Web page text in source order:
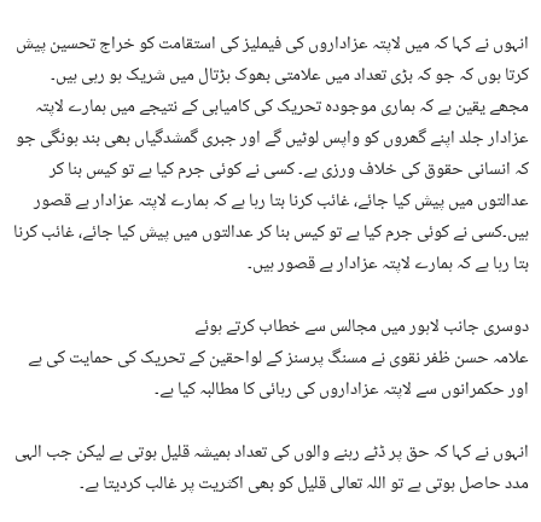
انہوں نے کہا کہ میں لاپتہ عزاداروں کی فیملیز کی استقامت کو خراج تحسین پیش
کرتا ہوں کہ جو کہ بڑی تعداد میں علامتی بھوک ہڑتال میں شریک ہو رہی ہیں۔
مجھے یقین ہے کہ ہماری موجودہ تحریک کی کامیابی کے نتیجے میں ہمارے لاپتہ
عزادار جلد اپنے گھروں کو واپس لوٹیں گے اور جبری گمشدگیاں بھی بند ہونگی جو
کہ انسانی حقوق کی خلاف ورزی ہے۔ کسی نے کوئی جرم کیا ہے تو کیس بنا کر
عدالتوں میں پیش کیا جائے، غائب کرنا بتا رہا ہے کہ ہمارے لاپتہ عزادار بے قصور
ہیں۔کسی نے کوئی جرم کیا ہے تو کیس بنا کر عدالتوں میں پیش کیا جائے، غائب کرنا
بتا رہا ہے کہ ہمارے لاپتہ عزادار بے قصور ہیں۔
دوسری جانب لاہور میں مجالس سے خطاب کرتے ہوئے
علامہ حسن ظفر نقوی نے مسنگ پرسنز کے لواحقین کے تحریک کی حمایت کی ہے
اور حکمرانوں سے لاپتہ عزاداروں کی رہائی کا مطالبہ کیا ہے۔
انہوں نے کہا کہ حق پر ڈٹے رہنے والوں کی تعداد ہمیشہ قلیل ہوتی ہے لیکن جب الہی
مدد حاصل ہوتی ہے تو اللہ تعالی قلیل کو بھی اکثریت پر غالب کردیتا ہے۔